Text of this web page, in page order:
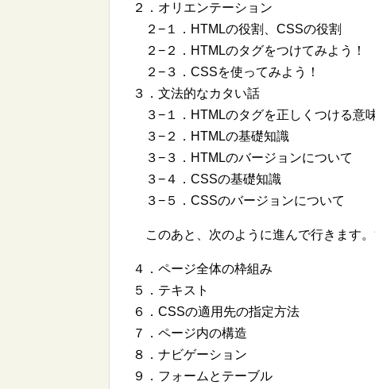
２．オリエンテーション
２−１．HTMLの役割、CSSの役割
２−２．HTMLのタグをつけてみよう！
２−３．CSSを使ってみよう！
３．文法的なカタい話
３−１．HTMLのタグを正しくつける意
３−２．HTMLの基礎知識
３−３．HTMLのバージョンについて
３−４．CSSの基礎知識
３−５．CSSのバージョンについて
このあと、次のように進んで行きます
４．ページ全体の枠組み
５．テキスト
６．CSSの適用先の指定方法
７．ページ内の構造
８．ナビゲーション
９．フォームとテーブル